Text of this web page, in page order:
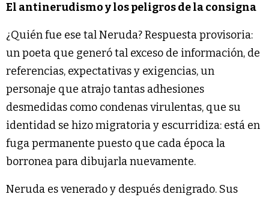
El antinerudismo y los peligros de la consigna
¿Quién fue ese tal Neruda? Respuesta provisoria:
un poeta que generó tal exceso de información, de
referencias, expectativas y exigencias, un
personaje que atrajo tantas adhesiones
desmedidas como condenas virulentas, que su
identidad se hizo migratoria y escurridiza: está en
fuga permanente puesto que cada época la
borronea para dibujarla nuevamente.
Neruda es venerado y después denigrado. Sus